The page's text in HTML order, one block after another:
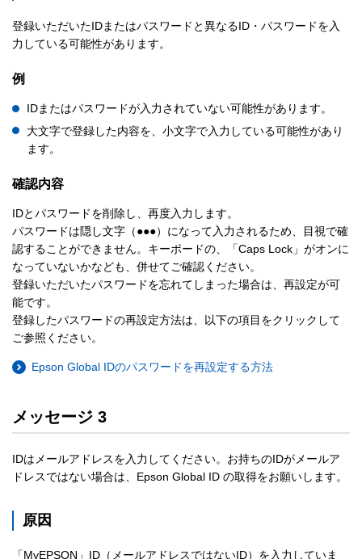
登録いただいたIDまたはパスワードと異なるID・パスワードを入
力している可能性があります。
例
IDまたはパスワードが入力されていない可能性があります。
大文字で登録した内容を、小文字で入力している可能性があり
ます。
確認内容
IDとパスワードを削除し、再度入力します。
パスワードは隠し文字（●●●）になって入力されるため、目視で確
認することができません。キーボードの、「Caps Lock」がオンに
なっていないかなども、併せてご確認ください。
登録いただいたパスワードを忘れてしまった場合は、再設定が可
能です。
登録したパスワードの再設定方法は、以下の項目をクリックして
ご参照ください。
Epson Global IDのパスワードを再設定する方法
メッセージ 3
IDはメールアドレスを入力してください。お持ちのIDがメールア
ドレスではない場合は、Epson Global ID の取得をお願いします。
原因
「MyEPSON」ID（メールアドレスではないID）を入力していま